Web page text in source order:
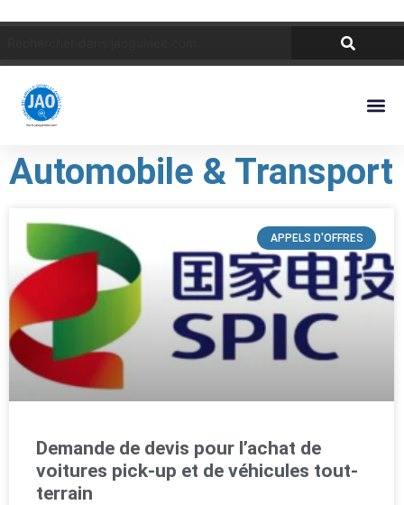
Automobile & Transport
APPELS D'OFFRES
Demande de devis pour l’achat de
voitures pick-up et de véhicules tout-
terrain